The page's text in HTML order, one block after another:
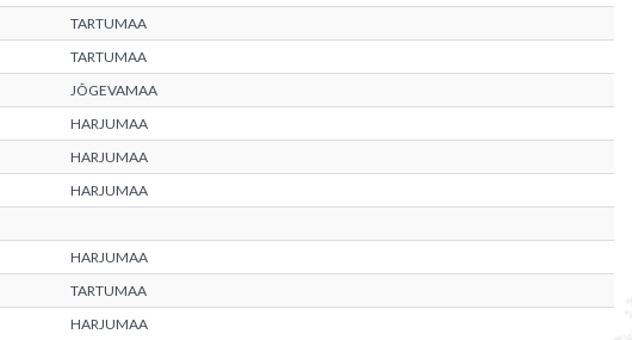
TARTUMAA
TARTUMAA
JÕGEVAMAA
HARJUMAA
HARJUMAA
HARJUMAA
HARJUMAA
TARTUMAA
HARJUMAA